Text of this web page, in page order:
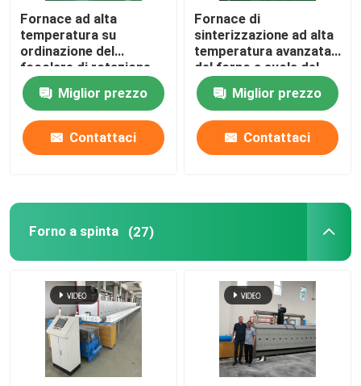
forno della navetta
forno di tunnel
fornace del contenitore di atmosfera
Forno di sollevamento
fornace del carrello
Forno rotante
Fornace ad alta
temperatura su
ordinazione del
focolare di rotazione
del cavo di resistenza
per la sinterizzazione
dei materiali della
batteria al litio
Miglior prezzo
Contattaci
Fornace di
sinterizzazione ad alta
temperatura avanzata
del forno a suola del
rullo dei materiali
ceramiciMiglior prezzo
Contattaci
Forno a spinta (27)